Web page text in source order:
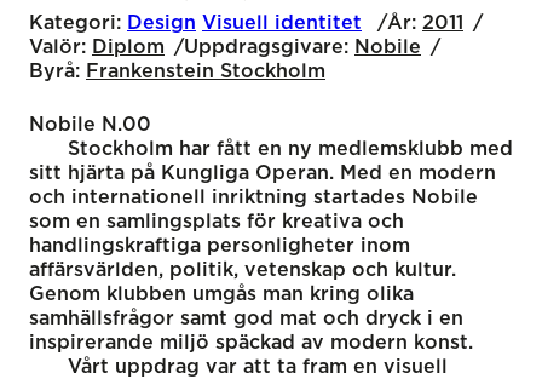
Kategori: Design Visuell identitet År: 2011
Valör: Diplom Uppdragsgivare: Nobile
Byrå: Frankenstein Stockholm
Nobile N.00
Stockholm har fått en ny medlemsklubb med
sitt hjärta på Kungliga Operan. Med en modern
och internationell inriktning startades Nobile
som en samlingsplats för kreativa och
handlingskraftiga personligheter inom
affärsvärlden, politik, vetenskap och kultur.
Genom klubben umgås man kring olika
samhällsfrågor samt god mat och dryck i en
inspirerande miljö späckad av modern konst.
Vårt uppdrag var att ta fram en visuell